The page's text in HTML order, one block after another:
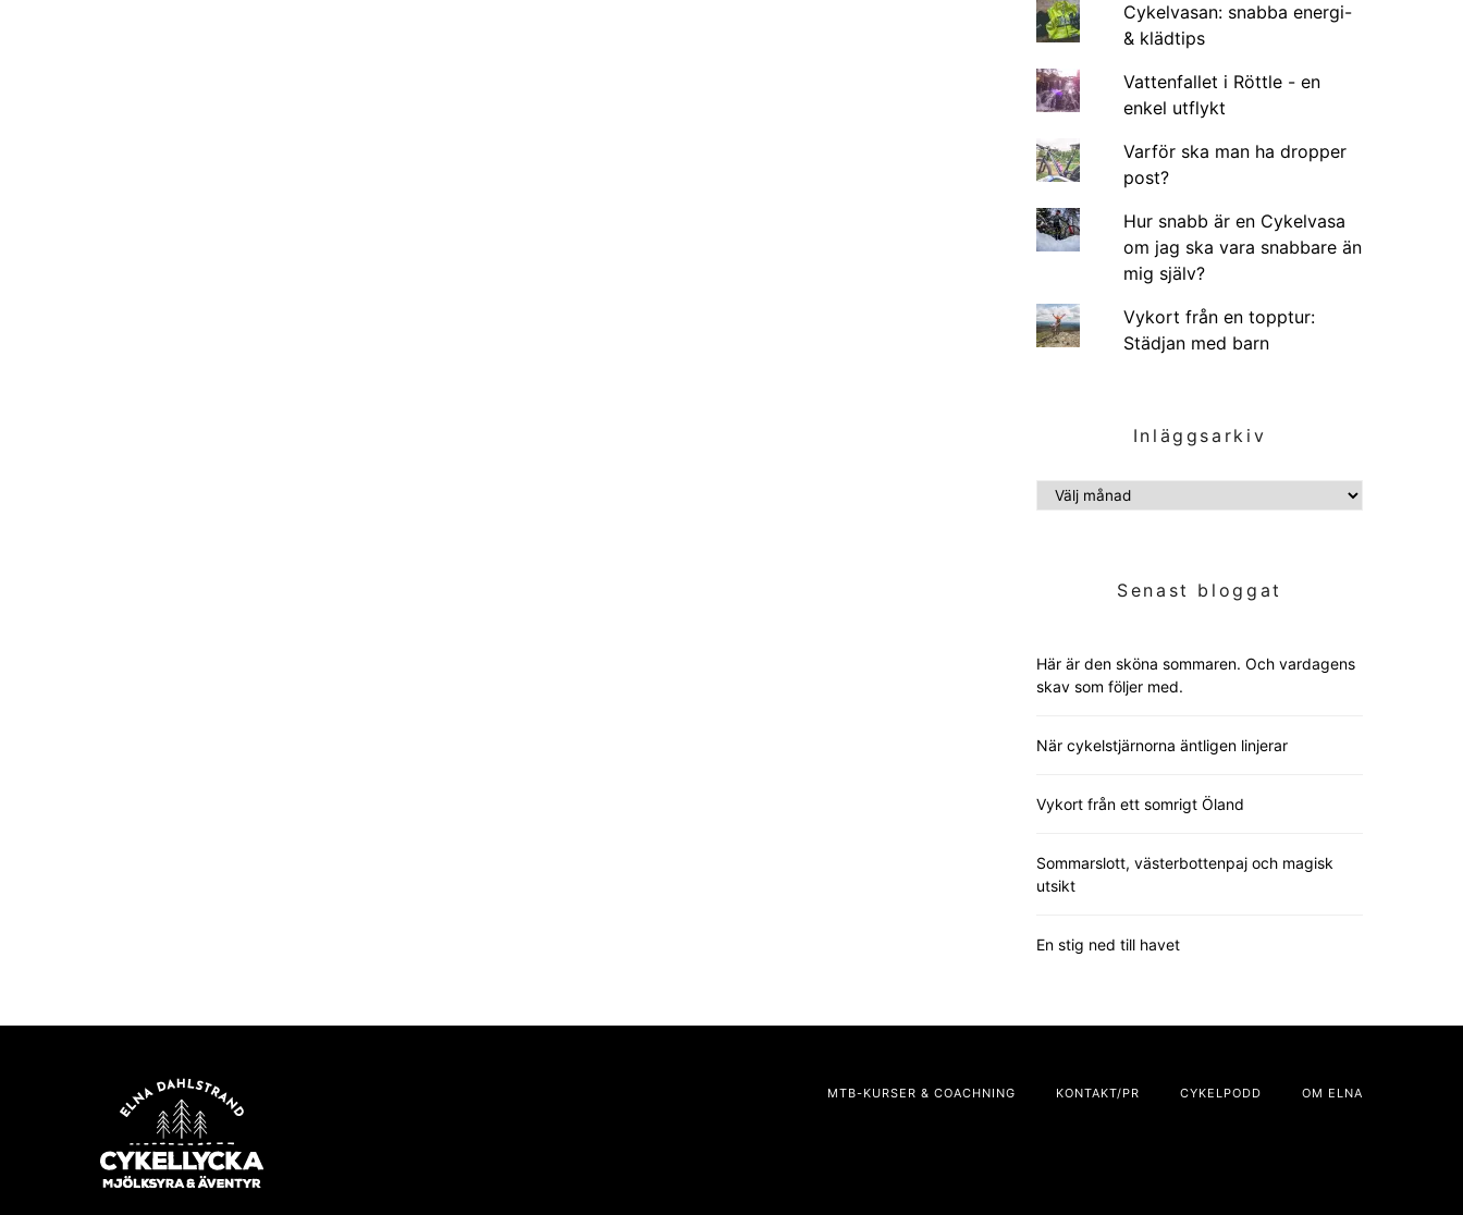
Cykelvasan: snabba energi-
& klädtips
Vattenfallet i Röttle - en
enkel utflykt
Varför ska man ha dropper
post?
Hur snabb är en Cykelvasa
om jag ska vara snabbare än
mig själv?
Vykort från en topptur:
Städjan med barn
Inläggsarkiv
INLÄGGSARKIV
Senast bloggat
Här är den sköna sommaren. Och vardagens
skav som följer med.
När cykelstjärnorna äntligen linjerar
Vykort från ett somrigt Öland
Sommarslott, västerbottenpaj och magisk
utsikt
En stig ned till havet
MTB-KURSER & COACHNING KONTAKT/PR CYKELPODD OM ELNA